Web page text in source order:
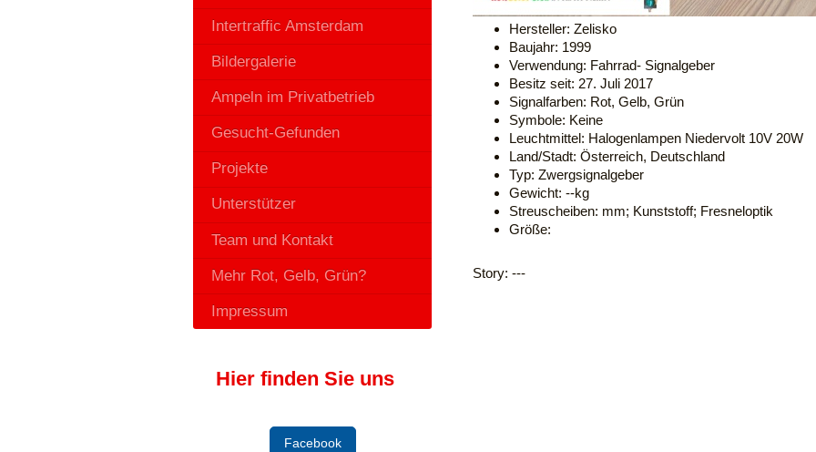
Hersteller: Zelisko
Baujahr: 1999
Verwendung: Fahrrad- Signalgeber
Besitz seit: 27. Juli 2017
Signalfarben: Rot, Gelb, Grün
Symbole: Keine
Leuchtmittel: Halogenlampen Niedervolt 10V 20W
Land/Stadt: Österreich, Deutschland
Typ: Zwergsignalgeber
Gewicht: --kg
Streuscheiben: mm; Kunststoff; Fresneloptik
Größe:
Story: ---
Intertraffic Amsterdam
Bildergalerie
Ampeln im Privatbetrieb
Gesucht-Gefunden
Projekte
Unterstützer
Team und Kontakt
Mehr Rot, Gelb, Grün?
Impressum
Hier finden Sie uns
Facebook